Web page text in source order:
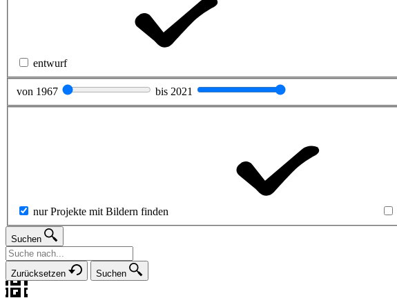
entwurf
von 1967 bis 2021
nur Projekte mit Bildern finden
Suchen
Zurücksetzen Suchen